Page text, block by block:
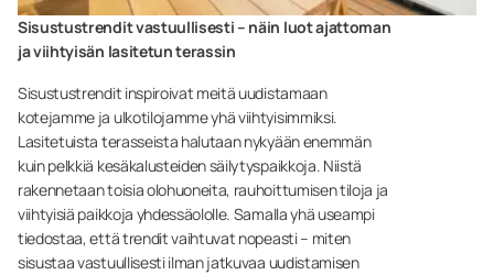
Sisustustrendit vastuullisesti – näin luot ajattoman
ja viihtyisän lasitetun terassin
Sisustustrendit inspiroivat meitä uudistamaan
kotejamme ja ulkotilojamme yhä viihtyisimmiksi.
Lasitetuista terasseista halutaan nykyään enemmän
kuin pelkkiä kesäkalusteiden säilytyspaikkoja. Niistä
rakennetaan toisia olohuoneita, rauhoittumisen tiloja ja
viihtyisiä paikkoja yhdessäololle. Samalla yhä useampi
tiedostaa, että trendit vaihtuvat nopeasti – miten
sisustaa vastuullisesti ilman jatkuvaa uudistamisen